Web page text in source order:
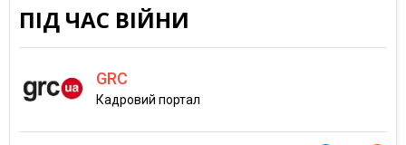
ПІД ЧАС ВІЙНИ
GRC
Кадровий портал